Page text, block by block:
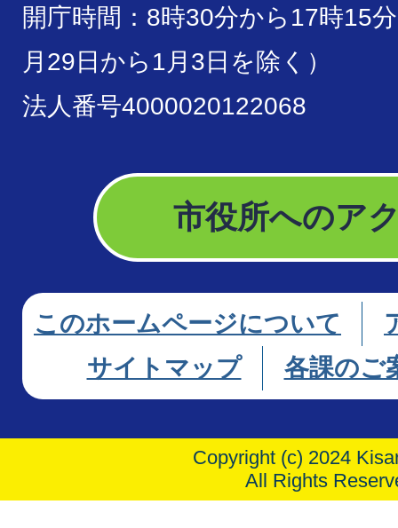
開庁時間：8時30分から17時15
月29日から1月3日を除く）
法人番号4000020122068
市役所へのア
このホームページについて
サイトマップ
各課のご
Copyright (c) 2024
All Rights